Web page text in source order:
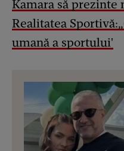
Kamara să prezinte
Realitatea
umană a sportului'